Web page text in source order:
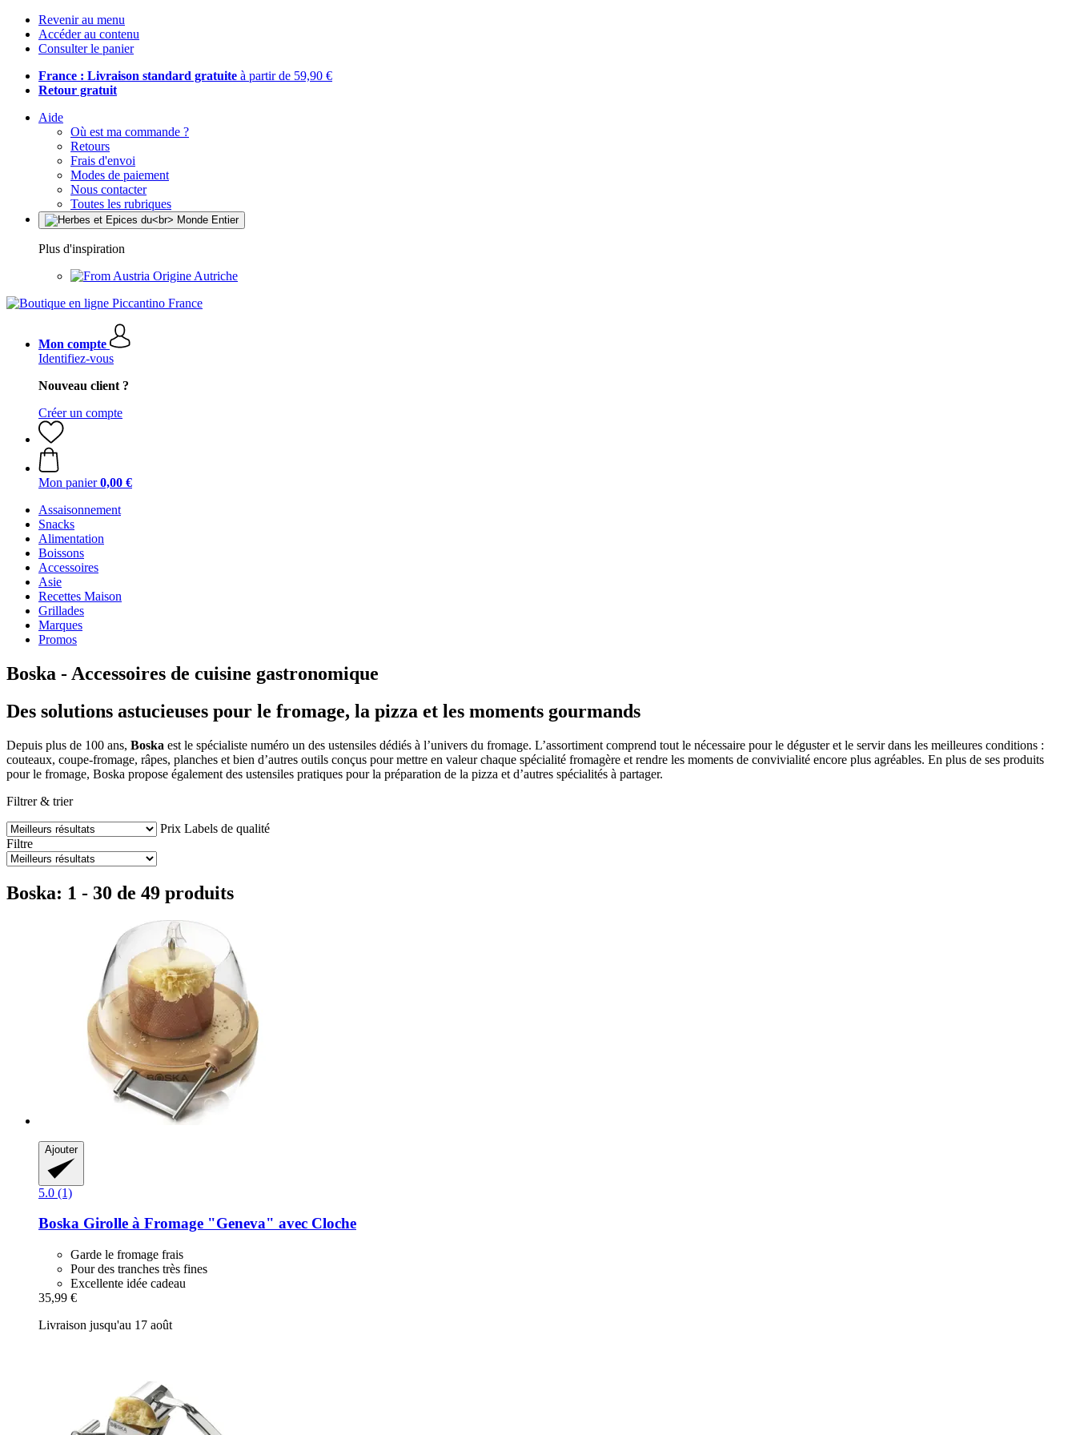
Revenir au menu
Accéder au contenu
Consulter le panier
France : Livraison standard gratuite à partir de 59,90 €
Retour gratuit
Aide
Où est ma commande ?
Retours
Frais d'envoi
Modes de paiement
Nous contacter
Toutes les rubriques
Plus d'inspiration
Origine Autriche
Mon compte
Identifiez-vous
Nouveau client ?
Créer un compte
Mon panier 0,00 €
Assaisonnement
Snacks
Alimentation
Boissons
Accessoires
Asie
Recettes Maison
Grillades
Marques
Promos
Boska - Accessoires de cuisine gastronomique
Des solutions astucieuses pour le fromage, la pizza et les moments gourmands
Depuis plus de 100 ans, Boska est le spécialiste numéro un des ustensiles dédiés à l’univers du fromage. L’assortiment comprend tout le nécessaire pour le déguster et le servir dans les meilleures conditions :
couteaux, coupe-fromage, râpes, planches et bien d’autres outils conçus pour mettre en valeur chaque spécialité fromagère et rendre les moments de convivialité encore plus agréables. En plus de ses produits
pour le fromage, Boska propose également des ustensiles pratiques pour la préparation de la pizza et d’autres spécialités à partager.
Filtrer & trier
Prix Labels de qualité
Filtre
Boska: 1 - 30 de 49 produits
Ajouter
5.0 (1)
Boska Girolle à Fromage "Geneva" avec Cloche
Garde le fromage frais
Pour des tranches très fines
Excellente idée cadeau
35,99 €
Livraison jusqu'au 17 août